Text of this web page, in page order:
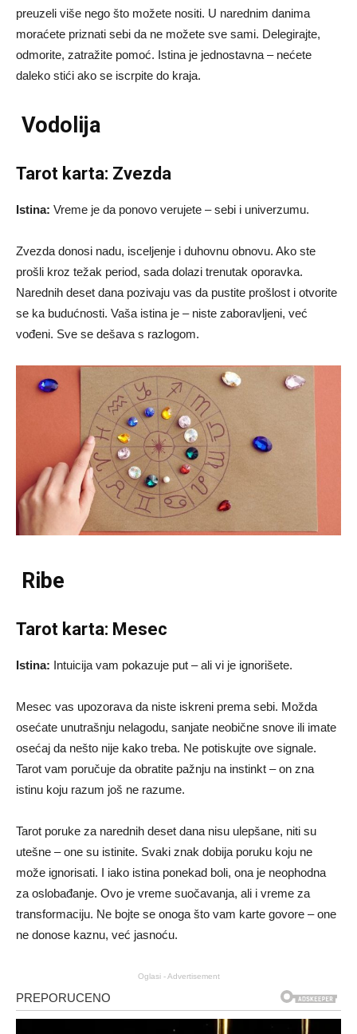
preuzeli više nego što možete nositi. U narednim danima
moraćete priznati sebi da ne možete sve sami. Delegirajte,
odmorite, zatražite pomoć. Istina je jednostavna – nećete
daleko stići ako se iscrpite do kraja.
Vodolija
Tarot karta: Zvezda
Istina: Vreme je da ponovo verujete – sebi i univerzumu.
Zvezda donosi nadu, isceljenje i duhovnu obnovu. Ako ste
prošli kroz težak period, sada dolazi trenutak oporavka.
Narednih deset dana pozivaju vas da pustite prošlost i otvorite
se ka budućnosti. Vaša istina je – niste zaboravljeni, već
vođeni. Sve se dešava s razlogom.
Ribe
Tarot karta: Mesec
Istina: Intuicija vam pokazuje put – ali vi je ignorišete.
Mesec vas upozorava da niste iskreni prema sebi. Možda
osećate unutrašnju nelagodu, sanjate neobične snove ili imate
osećaj da nešto nije kako treba. Ne potiskujte ove signale.
Tarot vam poručuje da obratite pažnju na instinkt – on zna
istinu koju razum još ne razume.
Tarot poruke za narednih deset dana nisu ulepšane, niti su
utešne – one su istinite. Svaki znak dobija poruku koju ne
može ignorisati. I iako istina ponekad boli, ona je neophodna
za oslobađanje. Ovo je vreme suočavanja, ali i vreme za
transformaciju. Ne bojte se onoga što vam karte govore – one
ne donose kaznu, već jasnoću.
Oglasi - Advertisement